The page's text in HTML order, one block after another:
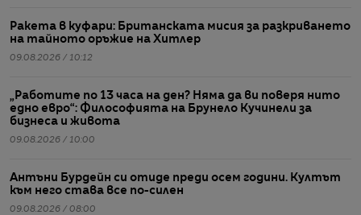
Ракета в куфари: Британската мисия за разкриването
на тайното оръжие на Хитлер
09.08.2026 / 10:12
„Работите по 13 часа на ден? Няма да ви поверя нито
едно евро“: Философията на Брунело Кучинели за
бизнеса и живота
09.08.2026 / 10:00
Антъни Бурдейн си отиде преди осем години. Култът
към него става все по-силен
09.08.2026 / 08:00